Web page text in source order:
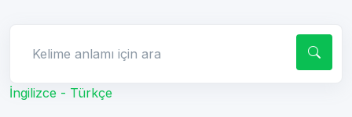
İngilizce - Türkçe